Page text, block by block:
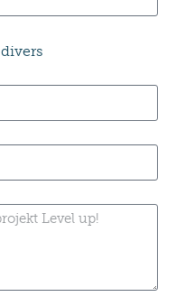
divers